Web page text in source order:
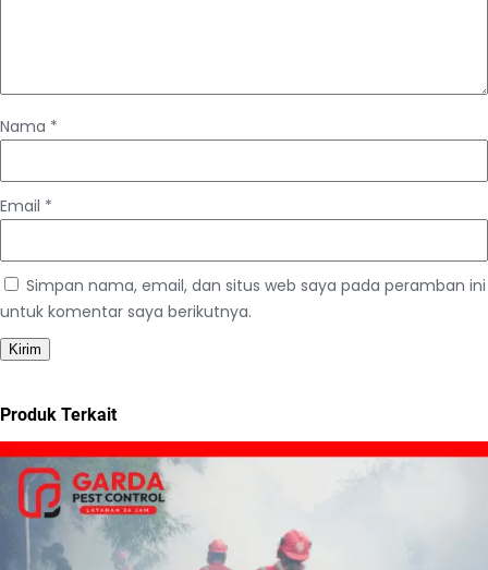
Nama *
Email *
Simpan nama, email, dan situs web saya pada peramban ini
untuk komentar saya berikutnya.
Produk Terkait